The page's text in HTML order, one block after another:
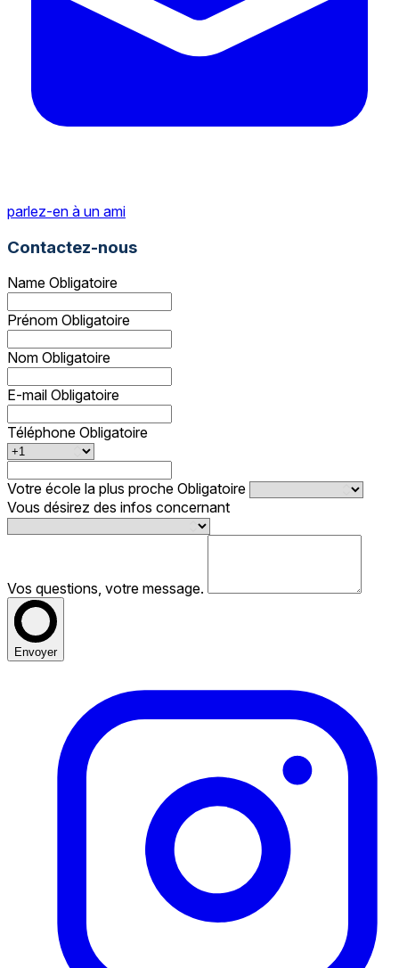
parlez-en à un ami
Contactez-nous
Name Obligatoire
Prénom Obligatoire
Nom Obligatoire
E-mail Obligatoire
Téléphone Obligatoire
Votre école la plus proche Obligatoire
Vous désirez des infos concernant
Vos questions, votre message.
Envoyer